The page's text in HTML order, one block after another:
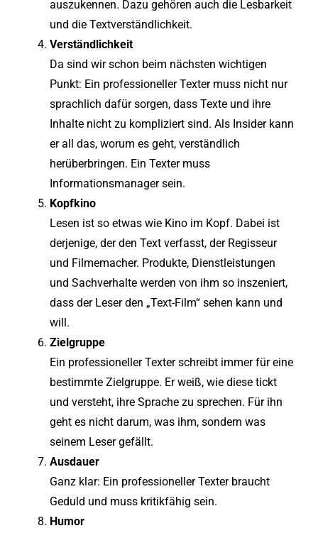
auszukennen. Dazu gehören auch die Lesbarkeit
und die Textverständlichkeit.
Verständlichkeit
Da sind wir schon beim nächsten wichtigen
Punkt: Ein professioneller Texter muss nicht nur
sprachlich dafür sorgen, dass Texte und ihre
Inhalte nicht zu kompliziert sind. Als Insider kann
er all das, worum es geht, verständlich
herüberbringen. Ein Texter muss
Informationsmanager sein.
Kopfkino
Lesen ist so etwas wie Kino im Kopf. Dabei ist
derjenige, der den Text verfasst, der Regisseur
und Filmemacher. Produkte, Dienstleistungen
und Sachverhalte werden von ihm so inszeniert,
dass der Leser den „Text-Film“ sehen kann und
will.
Zielgruppe
Ein professioneller Texter schreibt immer für eine
bestimmte Zielgruppe. Er weiß, wie diese tickt
und versteht, ihre Sprache zu sprechen. Für ihn
geht es nicht darum, was ihm, sondern was
seinem Leser gefällt.
Ausdauer
Ganz klar: Ein professioneller Texter braucht
Geduld und muss kritikfähig sein.
Humor